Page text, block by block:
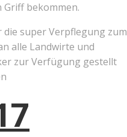
Griff bekommen.
die super Verpflegung zum
alle Landwirte und
zur Verfügung gestellt